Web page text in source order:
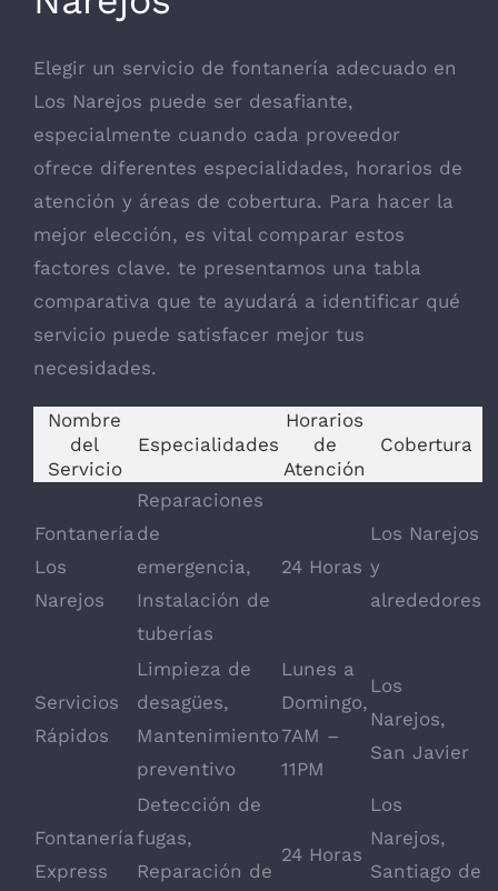
Elegir un servicio de fontanería adecuado en
Los Narejos puede ser desafiante,
especialmente cuando cada proveedor
ofrece diferentes especialidades, horarios de
atención y áreas de cobertura. Para hacer la
mejor elección, es vital comparar estos
factores clave. te presentamos una tabla
comparativa que te ayudará a identificar qué
servicio puede satisfacer mejor tus
necesidades.
Nombre
del
Servicio
Especialidades
Horarios
de
Atención
Cobertura
Fontanería
Los
Narejos
Reparaciones
de
emergencia,
Instalación de
tuberías
24 Horas
Los Narejos
y
alrededores
Servicios
Rápidos
Limpieza de
desagües,
Mantenimiento
preventivo
Lunes a
Domingo,
7AM –
11PM
Los
Narejos,
San Javier
Fontanería
Express
Detección de
fugas,
Reparación de
24 Horas
Los
Narejos,
Santiago de